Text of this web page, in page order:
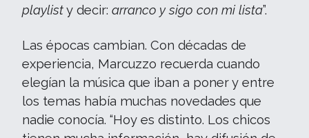
playlisty decir: arranco y sigo con mi lista”.
Las épocas cambian. Con décadas de
experiencia, Marcuzzo recuerda cuando
elegían la música que iban a poner y entre
los temas había muchas novedades que
nadie conocía. “Hoy es distinto. Los chicos